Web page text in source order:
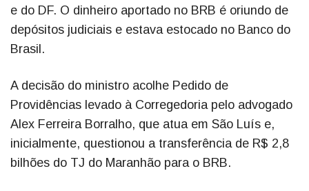
e do DF. O dinheiro aportado no BRB é oriundo de
depósitos judiciais e estava estocado no Banco do
Brasil.
A decisão do ministro acolhe Pedido de
Providências levado à Corregedoria pelo advogado
Alex Ferreira Borralho, que atua em São Luís e,
inicialmente, questionou a transferência de R$ 2,8
bilhões do TJ do Maranhão para o BRB.